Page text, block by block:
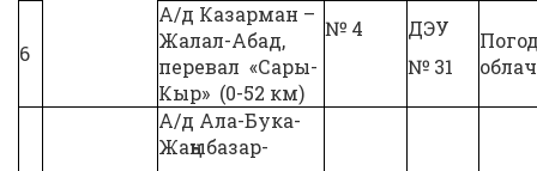
6
А/д Казарман –
Жалал-Абад,
перевал «Сары-
Кыр» (0-52 км)
№ 4
ДЭУ
№ 31
А/д Ала-Бука-
Жаңыбазар-